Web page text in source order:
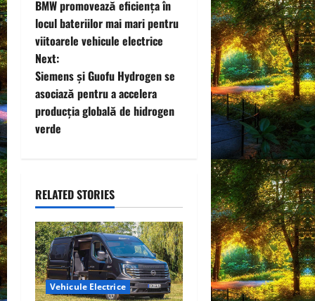
o
s
t
n
a
i
g
a
t
BMW promovează eficiența în
locul bateriilor mai mari pentru
viitoarele vehicule electrice
Next:
Siemens și Guofu Hydrogen se
asociază pentru a accelera
producția globală de hidrogen
verde
RELATED STORIES
Vehicule Electrice